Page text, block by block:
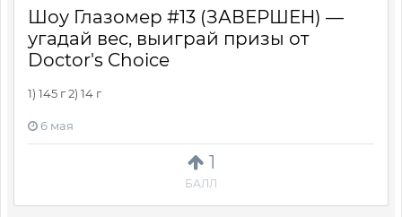
1
БАЛЛ
Шоу Глазомер #13 (ЗАВЕРШЕН) —
угадай вес, выиграй призы от
Doctor's Choice
1) 145 г 2) 14 г
6 мая